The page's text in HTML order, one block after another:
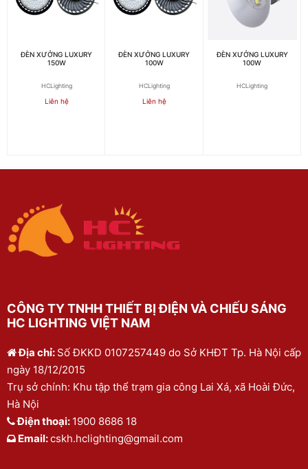
ĐÈN XƯỞNG LUXURY
150W
HCLighting
Liên hệ
ĐÈN XƯỞNG LUXURY
100W
HCLighting
Liên hệ
ĐÈN XƯỞNG LUXURY
100W
HCLighting
CÔNG TY TNHH THIẾT BỊ ĐIỆN VÀ CHIẾU SÁNG
HC LIGHTING VIỆT NAM
Địa chỉ: Số ĐKKD 0107257449 do Sở KHĐT Tp. Hà Nội cấp
ngày 18/12/2015
Trụ sở chính: Khu tập thể trạm gia công Lai Xá, xã Hoài Đức,
Hà Nội
Điện thoại: 1900 8686 18
Email:cskh.hclighting@gmail.com